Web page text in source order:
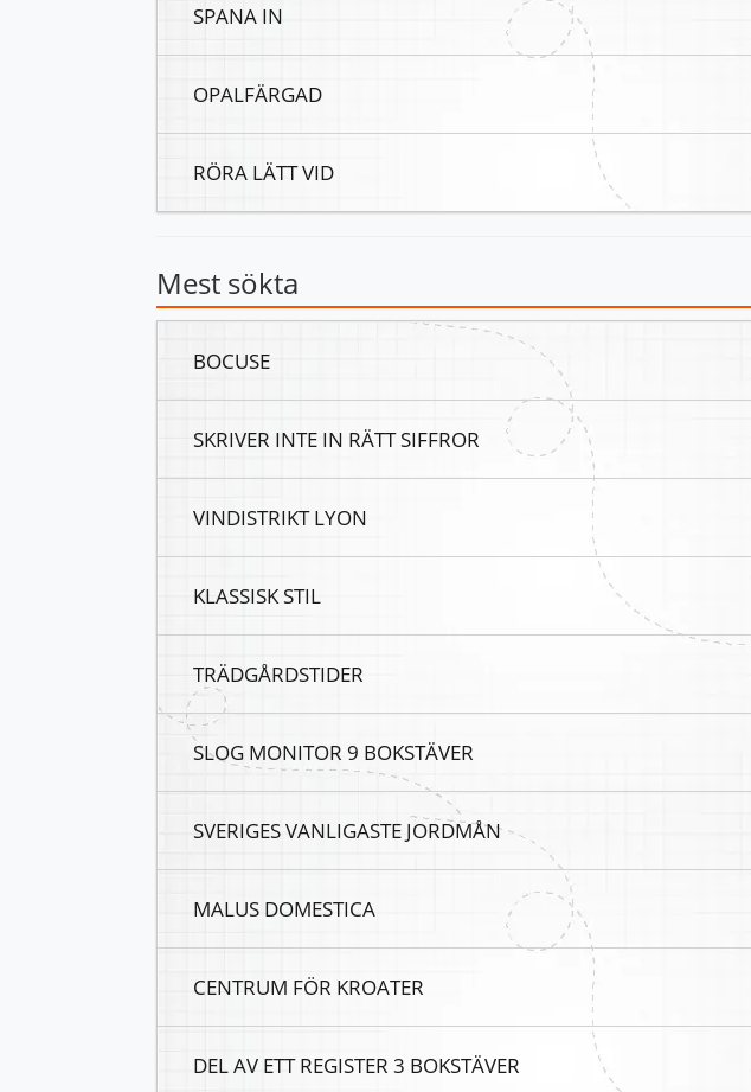
SPANA IN
OPALFÄRGAD
RÖRA LÄTT VID
Mest sökta
BOCUSE
SKRIVER INTE IN RÄTT SIFFROR
VINDISTRIKT LYON
KLASSISK STIL
TRÄDGÅRDSTIDER
SLOG MONITOR 9 BOKSTÄVER
SVERIGES VANLIGASTE JORDMÅN
MALUS DOMESTICA
CENTRUM FÖR KROATER
DEL AV ETT REGISTER 3 BOKSTÄVER